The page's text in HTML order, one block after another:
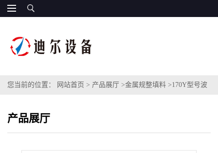
您当前的位置： 网站首页 > 产品展厅 >金属规整填料 >170Y型号波
填料
产品展厅